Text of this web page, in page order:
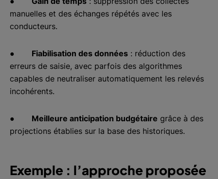
manuelles et des échanges répétés avec les
conducteurs.
● Fiabilisation des données : réduction des
erreurs de saisie, avec parfois des algorithmes
capables de neutraliser automatiquement les relevés
incohérents.
● Meilleure anticipation budgétaire grâce à des
projections établies sur la base des historiques.
Exemple : l’approche proposée